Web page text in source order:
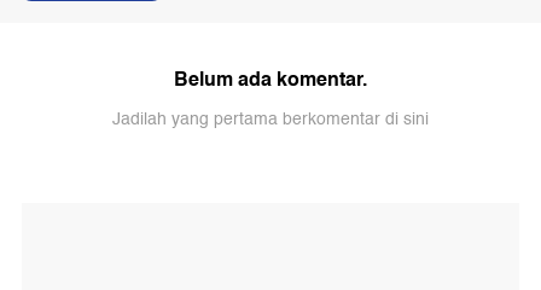
Belum ada komentar.
Jadilah yang pertama berkomentar di sini